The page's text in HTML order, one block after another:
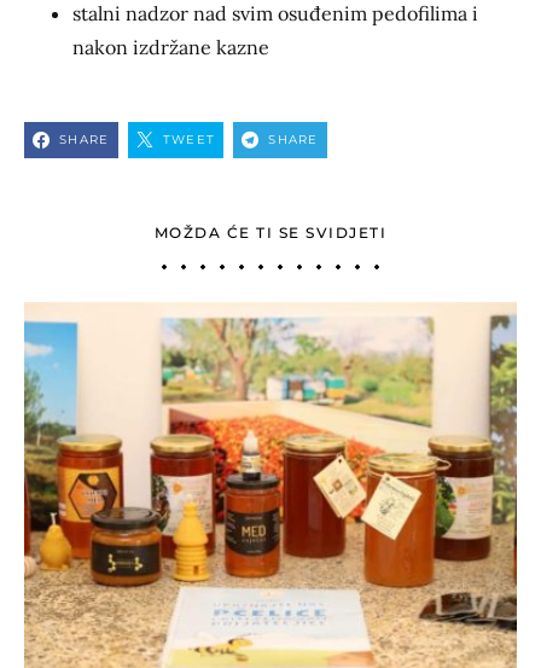
stalni nadzor nad svim osuđenim pedofilima i
nakon izdržane kazne
SHARE TWEET SHARE
MOŽDA ĆE TI SE SVIDJETI